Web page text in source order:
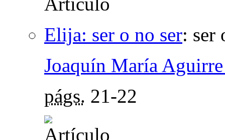
Elija: ser o no ser: ser
Joaquín María
págs. 21-22